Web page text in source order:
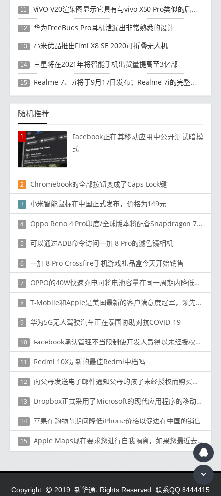
11 ViVO V20渲染图显示它具有与vivo X50 Pro类似的后部设计
12 华为FreeBuds Pro耳机泄漏出非常熟悉的设计
13 小米优品推出Fimi X8 SE 2020可折叠无人机
14 三星将在2021年将智能手机出货量提高至3亿部
15 Realme 7、7i将于9月17日发布；Realme 7i的完整规格并导致泄漏
随机推荐
1
Facebook正在其移动应用中公开测试暗模
式
2 Chromebook的全部按钮变成了Caps Lock键
3 小米智能鼠标在中国正式发布，价格为149元
4 Oppo Reno 4 Pro印度/全球版本将配备Snapdragon 720G
5 可以通过ADB命令访问一加 8 Pro的滤色镜相机
6 一加 8 Pro Crossfire手机游戏礼品盒今天开始销售
7 OPPO的40W快速充电可将电池容量在同一周期内降低到70％，而15W可以降低到90％
8 T-Mobile和Apple是美国最新的客户满意度冠军，领先于Verizon和Samsung
9 华为5G无人驾驶汽车正在泰国协助对抗COVID-19
10 Facebook承认管理不当限制使开发人员得以未经授权访问用户数据
11 Redmi 10X是新的最佳Redmi中档吗
12 向父母发送电子邮件通知父母的孩子未经授权而购买了有关如何退款的产品
13 Dropbox正式​​采用了Microsoft的现代应用程序的移动计算方法
14 苹果在购物节期间降低iPhone价格以促进在中国的销售
15 Apple Maps现在要求您进行自我隔离，如果您最近去过国际旅行
Copyright 2019 新华通. Rights Reserved. 联系QQ:8444415